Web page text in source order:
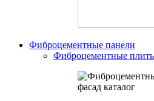
Фиброцементные панели
Фиброцементные